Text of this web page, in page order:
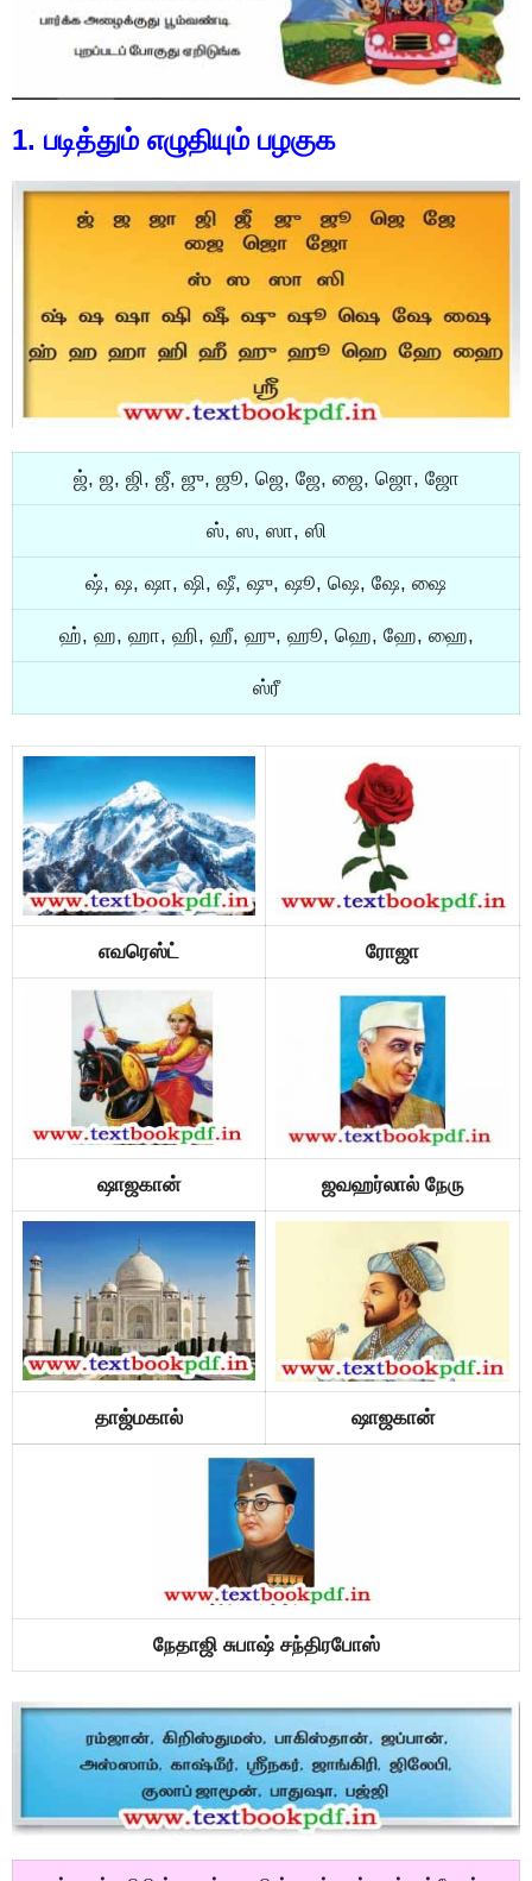
1. படித்தும் எழுதியும் பழகுக
ஜ், ஜ, ஜி, ஜீ, ஜு, ஜூ, ஜெ, ஜே, ஜை, ஜொ, ஜோ
ஸ், ஸ, ஸா, ஸி
ஷ், ஷ, ஷா, ஷி, ஷீ, ஷு, ஷூ, ஷெ, ஷே, ஷை
ஹ், ஹ, ஹா, ஹி, ஹீ, ஹு, ஹூ, ஹெ, ஹே, ஹை,
ஸ்ரீ
எவரெஸ்ட் ரோஜா
ஷாஜகான் ஜவஹர்லால் நேரு
தாஜ்மகால் ஷாஜகான்
நேதாஜி சுபாஷ் சந்திரபாேஸ்